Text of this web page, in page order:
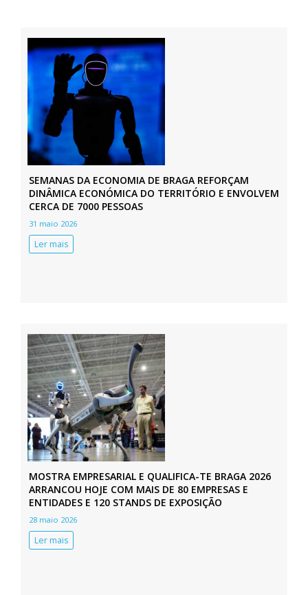
SEMANAS DA ECONOMIA DE BRAGA REFORÇAM
DINÂMICA ECONÓMICA DO TERRITÓRIO E ENVOLVEM
CERCA DE 7000 PESSOAS
31 maio 2026
Ler mais
MOSTRA EMPRESARIAL E QUALIFICA-TE BRAGA 2026
ARRANCOU HOJE COM MAIS DE 80 EMPRESAS E
ENTIDADES E 120 STANDS DE EXPOSIÇÃO
28 maio 2026
Ler mais